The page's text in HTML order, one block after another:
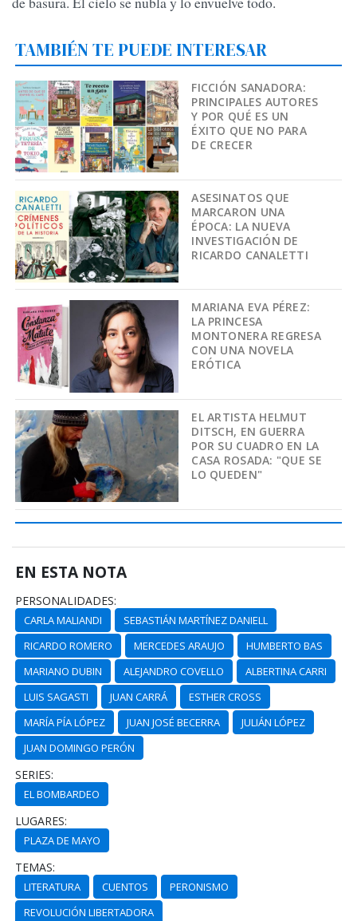
TAMBIÉN TE PUEDE INTERESAR
FICCIÓN SANADORA:
PRINCIPALES AUTORES
Y POR QUÉ ES UN
ÉXITO QUE NO PARA
DE CRECER
ASESINATOS QUE
MARCARON UNA
ÉPOCA: LA NUEVA
INVESTIGACIÓN DE
RICARDO CANALETTI
MARIANA EVA PÉREZ:
LA PRINCESA
MONTONERA REGRESA
CON UNA NOVELA
ERÓTICA
EL ARTISTA HELMUT
DITSCH, EN GUERRA
POR SU CUADRO EN LA
CASA ROSADA: "QUE SE
LO QUEDEN"
EN ESTA NOTA
PERSONALIDADES:
CARLA MALIANDI
SEBASTIÁN MARTÍNEZ DANIELL
RICARDO ROMERO
MERCEDES ARAUJO
HUMBERTO BAS
MARIANO DUBIN
ALEJANDRO COVELLO
ALBERTINA CARRI
LUIS SAGASTI
JUAN CARRÁ
ESTHER CROSS
MARÍA PÍA LÓPEZ
JUAN JOSÉ BECERRA
JULIÁN LÓPEZ
JUAN DOMINGO PERÓN
SERIES:
EL BOMBARDEO
LUGARES:
PLAZA DE MAYO
TEMAS:
LITERATURA CUENTOS
PERONISMO
REVOLUCIÓN LIBERTADORA